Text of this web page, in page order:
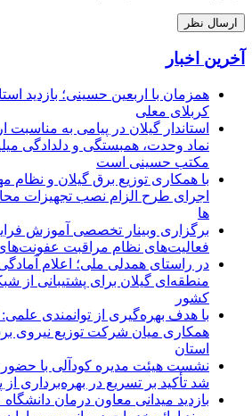
آخرین اخبار
همزمان با اربعین حسینی؛ بازدید
کربلای معلی
استاندار گیلان در پیامی به مناسبت
نماد وحدت، همبستگی و دلدادگی
مکتب حسینی است
با همکاری توزیع برق گیلان و نظام
اجرای طرح الزام نصب تجهیزات
ها
برگزاری وبینار تخصصی آموزش
فعالیت‌های نظام مراقبت عفونت‌های
در راستای همدلی ملی؛ اعلام
منطقه‌ای گیلان برای پشتیبانی از
كشور
با هدف بهره‌گیری از توانمندی
همكاری میان شركت توزیع نیروی برق
استان
نشست هیئت مدیره کودآلی با
شد تأکید بر تسریع در بهره‌برداری از
بازدید میدانی معاون درمان